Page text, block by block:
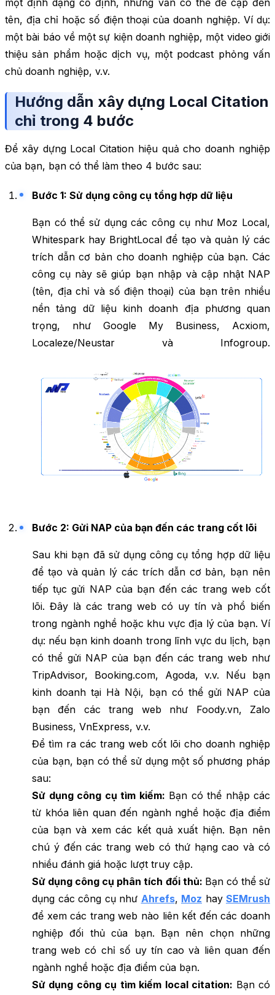
tên, địa chỉ hoặc số điện thoại của doanh nghiệp. Ví dụ:
một bài báo về một sự kiện doanh nghiệp, một video giới
thiệu sản phẩm hoặc dịch vụ, một podcast phỏng vấn
chủ doanh nghiệp, v.v.
Hướng dẫn xây dựng Local Citation
chỉ trong 4 bước
Để xây dựng Local Citation hiệu quả cho doanh nghiệp
của bạn, bạn có thể làm theo 4 bước sau:
Bước 1: Sử dụng công cụ tổng hợp dữ liệu
Bạn có thể sử dụng các công cụ như Moz Local,
Whitespark hay BrightLocal để tạo và quản lý các
trích dẫn cơ bản cho doanh nghiệp của bạn. Các
công cụ này sẽ giúp bạn nhập và cập nhật NAP
(tên, địa chỉ và số điện thoại) của bạn trên nhiều
nền tảng dữ liệu kinh doanh địa phương quan
trọng, như Google My Business, Acxiom,
Localeze/Neustar và Infogroup.
Bước 2: Gửi NAP của bạn đến các trang cốt lõi
Sau khi bạn đã sử dụng công cụ tổng hợp dữ liệu
để tạo và quản lý các trích dẫn cơ bản, bạn nên
tiếp tục gửi NAP của bạn đến các trang web cốt
lõi. Đây là các trang web có uy tín và phổ biến
trong ngành nghề hoặc khu vực địa lý của bạn. Ví
dụ: nếu bạn kinh doanh trong lĩnh vực du lịch, bạn
có thể gửi NAP của bạn đến các trang web như
TripAdvisor, Booking.com, Agoda, v.v. Nếu bạn
kinh doanh tại Hà Nội, bạn có thể gửi NAP của
bạn đến các trang web như Foody.vn, Zalo
Business, VnExpress, v.v.
Để tìm ra các trang web cốt lõi cho doanh nghiệp
của bạn, bạn có thể sử dụng một số phương pháp
sau:
Sử dụng công cụ tìm kiếm: Bạn có thể nhập các
từ khóa liên quan đến ngành nghề hoặc địa điểm
của bạn và xem các kết quả xuất hiện. Bạn nên
chú ý đến các trang web có thứ hạng cao và có
nhiều đánh giá hoặc lượt truy cập.
Sử dụng công cụ phân tích đối thủ: Bạn có thể sử
dụng các công cụ như Ahrefs, Moz hay SEMrush
để xem các trang web nào liên kết đến các doanh
nghiệp đối thủ của bạn. Bạn nên chọn những
trang web có chỉ số uy tín cao và liên quan đến
ngành nghề hoặc địa điểm của bạn.
Sử dụng công cụ tìm kiếm local citation: Bạn có